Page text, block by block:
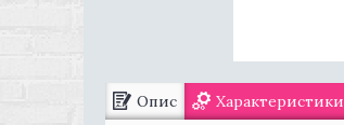
Опис Характеристики